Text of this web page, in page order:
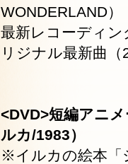
WONDERLAND
最新レコーディ
リジナル最新曲
<DVD>短編アニ
ルカ/1983）
※イルカの絵本「